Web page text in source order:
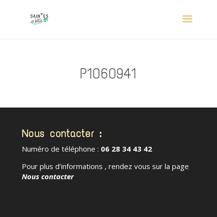
P1060941
Nous contacter :
Numéro de téléphone : 06 28 34 43 42
Pour plus d’informations , rendez vous sur la page
Nous contacter